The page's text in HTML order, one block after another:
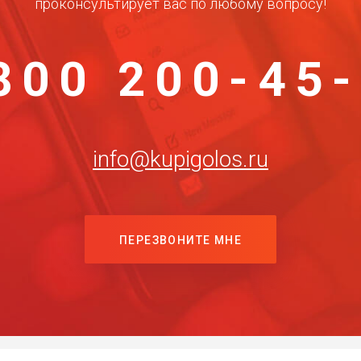
проконсультирует вас по любому вопросу!
200-
info@kupigolos.ru
ПЕРЕЗВОНИТЕ МНЕ